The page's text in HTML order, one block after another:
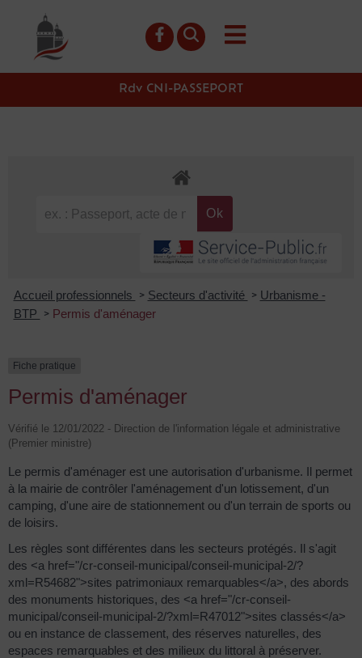
principal
Rdv CNI-PASSEPORT
Accueil professionnels > Secteurs d'activité > Urbanisme -
BTP
> Permis d'aménager
Fiche pratique
Permis d'aménager
Vérifié le 12/01/2022 - Direction de l'information légale et administrative
(Premier ministre)
Le permis d'aménager est une autorisation d'urbanisme. Il permet
à la mairie de contrôler l'aménagement d'un lotissement, d'un
camping, d'une aire de stationnement ou d'un terrain de sports ou
de loisirs.
Les règles sont différentes dans les secteurs protégés. Il s'agit
des <a href="/cr-conseil-municipal/conseil-municipal-2/?
xml=R54682">sites patrimoniaux remarquables</a>, des abords
des monuments historiques, des <a href="/cr-conseil-
municipal/conseil-municipal-2/?xml=R47012">sites classés</a>
ou en instance de classement, des réserves naturelles, des
espaces remarquables et des milieux du littoral à préserver.